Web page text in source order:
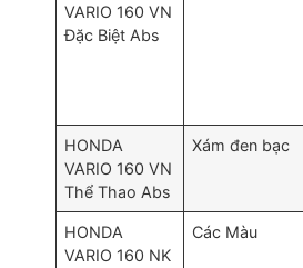
VARIO 160 VN
Đặc Biệt Abs
HONDA
VARIO 160 VN
Thể Thao Abs
Xám đen bạc
HONDA
VARIO 160 NK
Các Màu